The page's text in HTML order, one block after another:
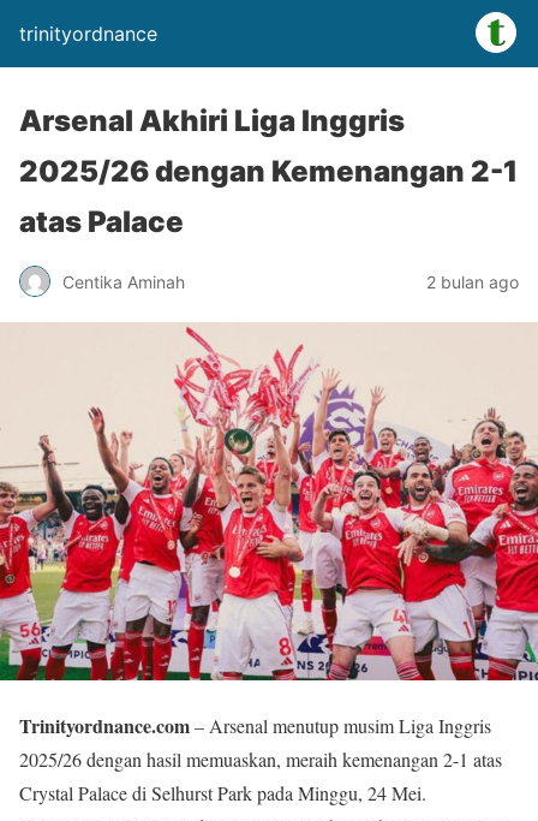
trinityordnance
Arsenal Akhiri Liga Inggris
2025/26 dengan Kemenangan 2-1
atas Palace
Centika Aminah 2 bulan ago
Trinityordnance.com– Arsenal menutup musim Liga Inggris
2025/26 dengan hasil memuaskan, meraih kemenangan 2-1 atas
Crystal Palace di Selhurst Park pada Minggu, 24 Mei.